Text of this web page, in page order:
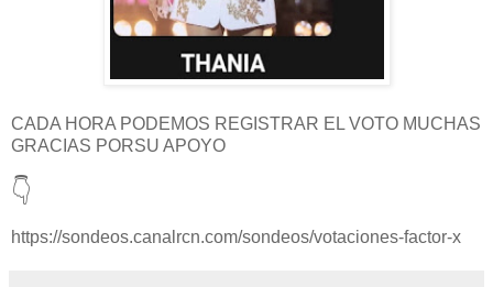
CADA HORA PODEMOS REGISTRAR EL VOTO MUCHAS
GRACIAS PORSU APOYO
👇
https://sondeos.canalrcn.com/sondeos/votaciones-factor-x